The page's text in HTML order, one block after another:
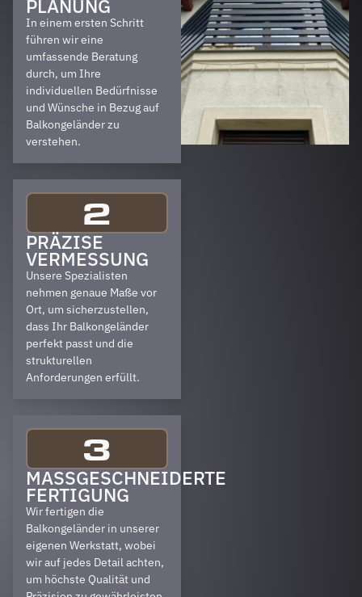
PLANUNG
In einem ersten Schritt
führen wir eine
umfassende Beratung
durch, um Ihre
individuellen Bedürfnisse
und Wünsche in Bezug auf
Balkongeländer zu
verstehen.
2
PRÄZISE
VERMESSUNG
Unsere Spezialisten
nehmen genaue Maße vor
Ort, um sicherzustellen,
dass Ihr Balkongeländer
perfekt passt und die
strukturellen
Anforderungen erfüllt.
3
MASSGESCHNEIDERTE F
ERTIGUNG
Wir fertigen die
Balkongeländer in unserer
eigenen Werkstatt, wobei
wir auf jedes Detail achten,
um höchste Qualität und